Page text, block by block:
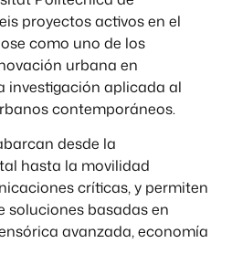
proyectos activos en el
como uno de los
urbana en
investigación aplicada al
contemporáneos.
desde la
hasta la movilidad
críticas, y permiten
soluciones basadas en
avanzada, economía